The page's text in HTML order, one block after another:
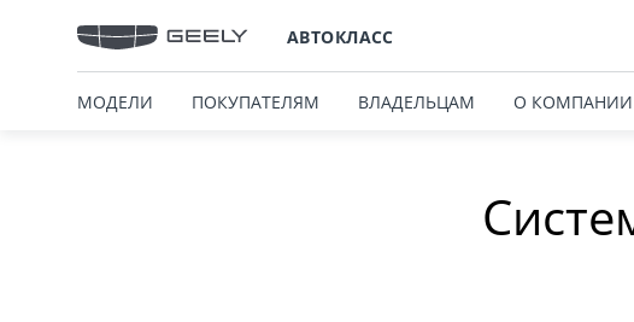
АВТОКЛАСС
МОДЕЛИ ПОКУПАТЕЛЯМ ВЛАДЕЛЬЦАМ О КОМПАНИИ